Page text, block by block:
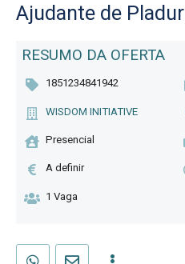
Ajudante de Pladur
RESUMO DA OFERTA
1851234841942
WISDOM INITIATIVE
Presencial
A definir
1 Vaga